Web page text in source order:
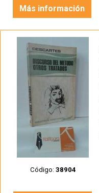
Más información
Código: 38904